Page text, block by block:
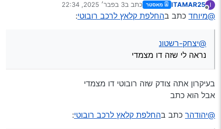
I
ITAMAR25 מאסטר כתב ב3 בפבר׳ 2025, 22:34
נערך לאחרונה על ידי
@מיוחד כתב בהחלפת קלאץ לרכב רובוטי:
@יצחק-רשטונ
נראה לי שזה דו מצמדי
בעיקרון אתה צודק שזה רובוטי דו מצמדי
אבל הוא כתב
@יהודהר כתב בהחלפת קלאץ לרכב רובוטי: